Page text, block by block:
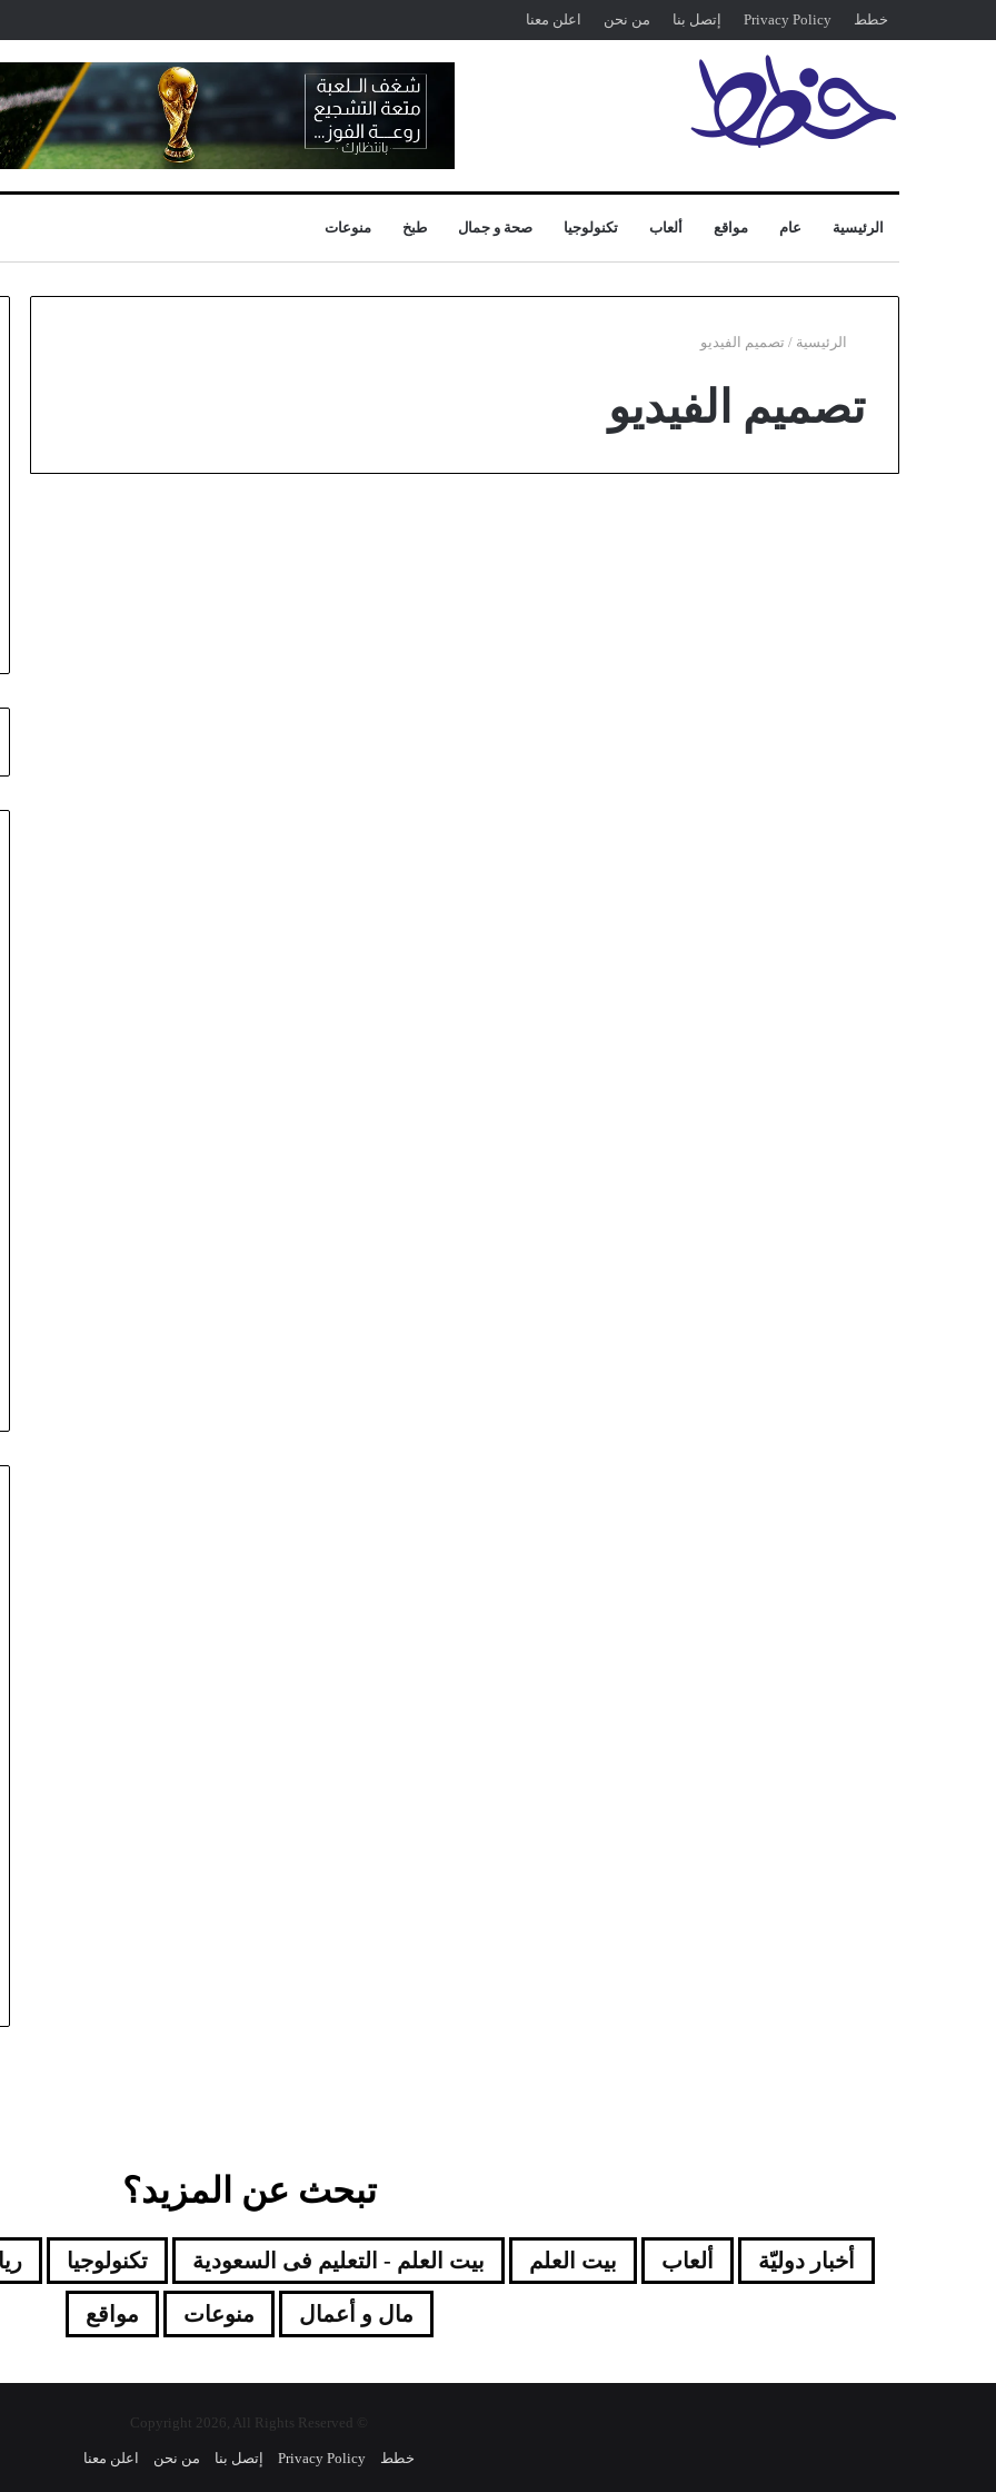
خطط Privacy Policy إتصل بنا من نحن اعلن معنا
الرئيسية عام مواقع ألعاب تكنولوجيا صحة و جمال طبخ منوعات
الرئيسية / تصميم الفيديو
تصميم الفيديو
تبحث عن المزيد؟
أخبار دوليّة ألعاب بيت العلم بيت العلم - التعليم فى السعودية تكنولوجيا
مال و أعمال منوعات مواقع
خطط Privacy Policy إتصل بنا من نحن اعلن معنا